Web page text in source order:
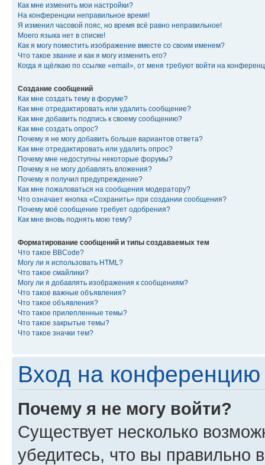
Как мне изменить мои настройки?
На конференции неправильное время!
Я изменил часовой пояс, но время всё равно неправильное!
Моего языка нет в списке!
Как я могу поместить изображение вместе со своим именем?
Что такое звание и как я могу изменить его?
Когда я щёлкаю по ссылке «email», от меня требуют войти на
Создание сообщений
Как мне создать тему в форуме?
Как мне отредактировать или удалить сообщение?
Как мне добавить подпись к своему сообщению?
Как мне создать опрос?
Почему я не могу добавить больше вариантов ответа?
Как мне отредактировать или удалить опрос?
Почему мне недоступны некоторые форумы?
Почему я не могу добавлять вложения?
Почему я получил предупреждение?
Как мне пожаловаться на сообщения модератору?
Что означает кнопка «Сохранить» при создании сообщения?
Почему моё сообщение требует одобрения?
Как мне вновь поднять мою тему?
Форматирование сообщений и типы создаваемых тем
Что такое BBCode?
Могу ли я использовать HTML?
Что такое смайлики?
Могу ли я добавлять изображения к сообщениям?
Что такое важные объявления?
Что такое объявления?
Что такое прилепленные темы?
Что такое закрытые темы?
Что такое значки тем?
Вход на конференцию
Почему я не могу войти?
Существует несколько
убедитесь, что вы правильно